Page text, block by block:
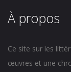
À propos
Ce site sur les
œuvres et une